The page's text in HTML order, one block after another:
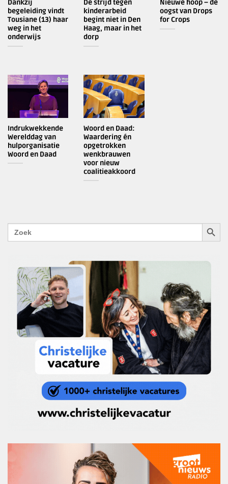
Dankzij
begeleiding vindt
Tousiane (13) haar
weg in het
onderwijs
De strijd tegen
kinderarbeid
begint niet in Den
Haag, maar in het
dorp
Nieuwe hoop – de
oogst van Drops
for Crops
Indrukwekkende
Werelddag van
hulporganisatie
Woord en Daad
Woord en Daad:
Waardering én
opgetrokken
wenkbrauwen
voor nieuw
coalitieakkoord
Zoek
naar: